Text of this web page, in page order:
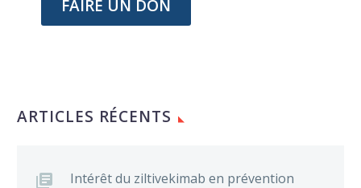
FAIRE UN DON
ARTICLES RÉCENTS
Intérêt du ziltivekimab en prévention